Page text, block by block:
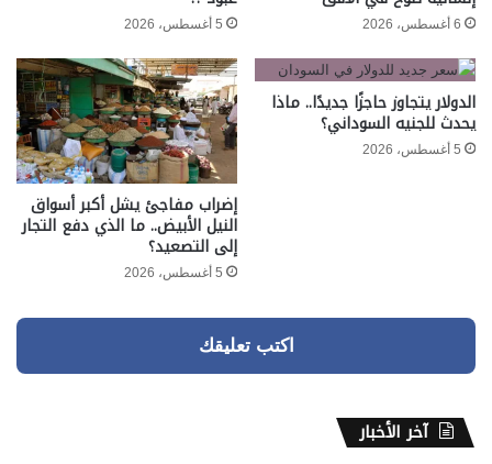
6 أغسطس، 2026 5 أغسطس، 2026
الدولار يتجاوز حاجزًا جديدًا.. ماذا
يحدث للجنيه السوداني؟
5 أغسطس، 2026
إضراب مفاجئ يشل أكبر أسواق
النيل الأبيض.. ما الذي دفع التجار
إلى التصعيد؟
5 أغسطس، 2026
اكتب تعليقك
آخر الأخبار